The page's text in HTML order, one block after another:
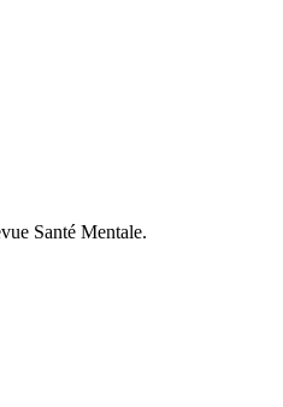
Santé Mentale.